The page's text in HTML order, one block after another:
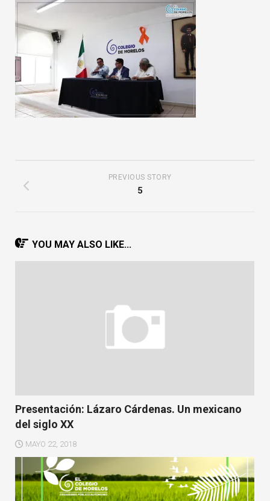
PREVIOUS STORY
5
YOU MAY ALSO LIKE...
Presentación: Lázaro Cárdenas. Un mexicano
del siglo XX
MAYO 22, 2018